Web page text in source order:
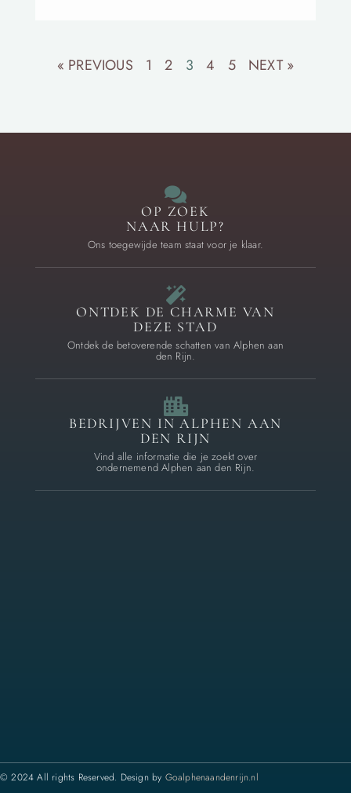
« PREVIOUS 1 2 3 4 5 NEXT »
OP ZOEK
NAAR HULP?
Ons toegewijde team staat voor je klaar.
ONTDEK DE CHARME VAN
DEZE STAD
Ontdek de betoverende schatten van Alphen aan
den Rijn.
BEDRIJVEN IN ALPHEN AAN
DEN RIJN
Vind alle informatie die je zoekt over
ondernemend Alphen aan den Rijn.
© 2024 All rights Reserved. Design by Goalphenaandenrijn.nl